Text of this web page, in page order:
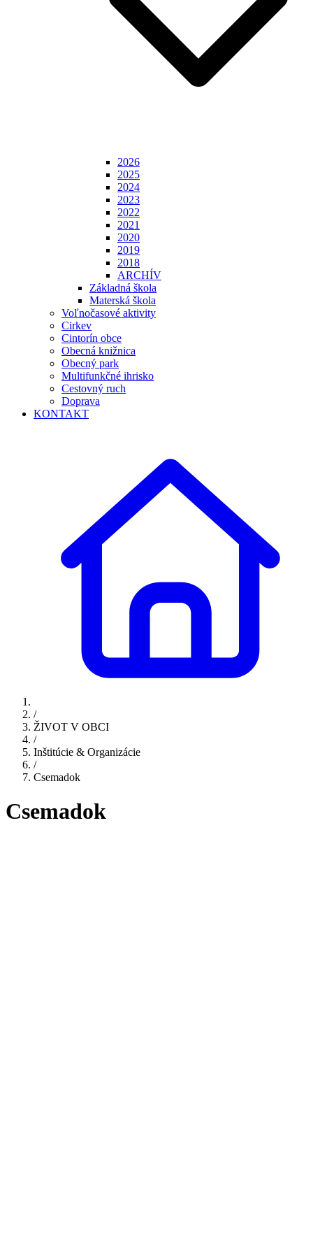
2026
2025
2024
2023
2022
2021
2020
2019
2018
ARCHÍV
Základná škola
Materská škola
Voľnočasové aktivity
Cirkev
Cintorín obce
Obecná knižnica
Obecný park
Multifunkčné ihrisko
Cestovný ruch
Doprava
KONTAKT
/
ŽIVOT V OBCI
/
Inštitúcie & Organizácie
/
Csemadok
Csemadok